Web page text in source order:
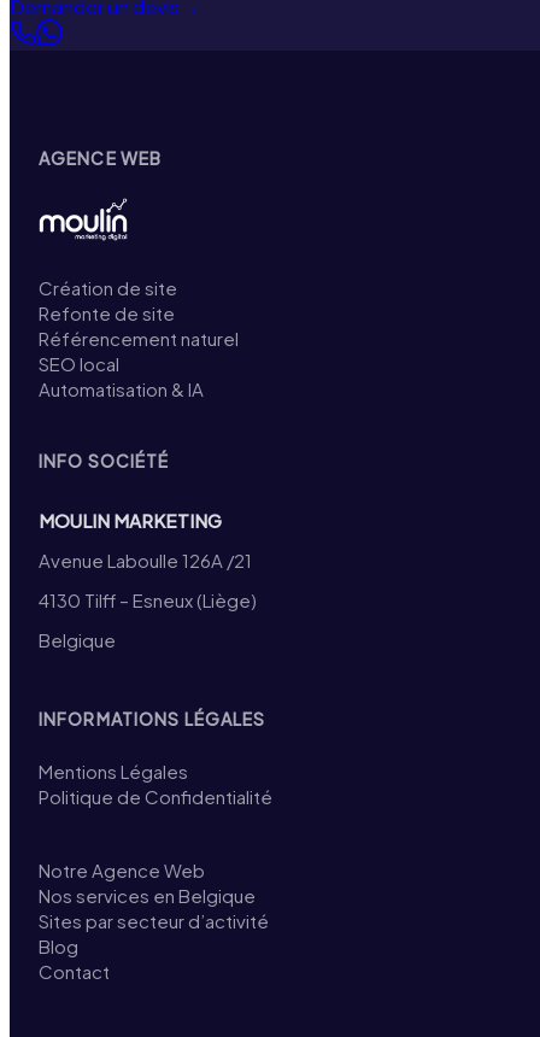
Demander un devis→
AGENCE WEB
Création de site
Refonte de site
Référencement naturel
SEO local
Automatisation & IA
INFO SOCIÉTÉ
MOULIN MARKETING
Avenue Laboulle 126A /21
4130 Tilff – Esneux (Liège)
Belgique
INFORMATIONS LÉGALES
Mentions Légales
Politique de Confidentialité
Notre Agence Web
Nos services en Belgique
Sites par secteur d’activité
Blog
Contact